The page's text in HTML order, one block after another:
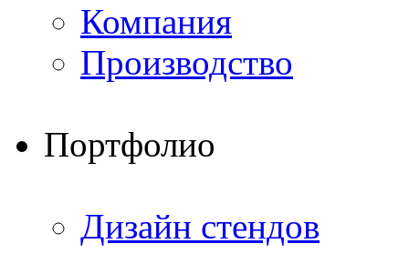
Компания
Производство
Портфолио
Дизайн стендов